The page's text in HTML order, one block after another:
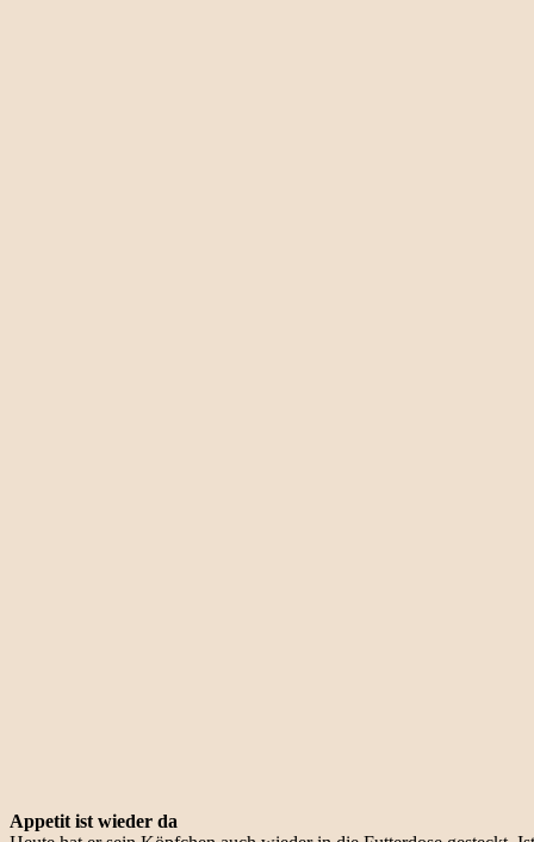
Appetit ist wieder da